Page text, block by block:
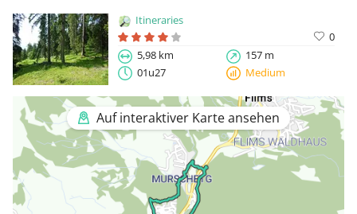
Itineraries
0
5,98 km
157 m
01u27
Medium
Auf interaktiver Karte ansehen